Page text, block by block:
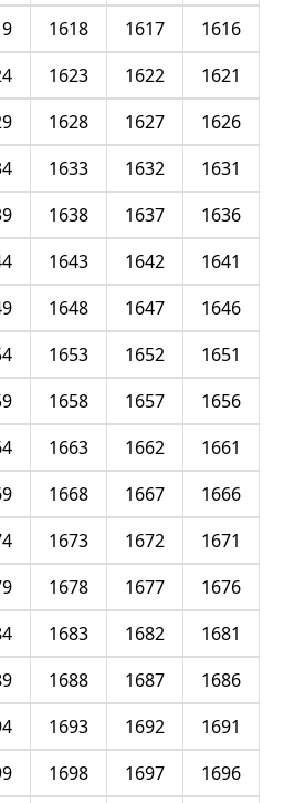
1616
1617
1618
1621
1622
1623
1626
1627
1628
1631
1632
1633
1636
1637
1638
1641
1642
1643
1646
1647
1648
1651
1652
1653
1656
1657
1658
1661
1662
1663
1666
1667
1668
1671
1672
1673
1676
1677
1678
1681
1682
1683
1686
1687
1688
1691
1692
1693
1696
1697
1698